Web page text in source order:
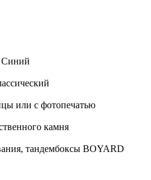
или с фотопечатью
камня
тандембоксы BOYARD